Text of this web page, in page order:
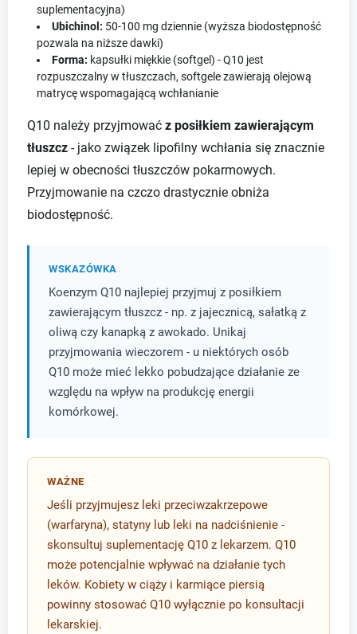
suplementacyjna)
Ubichinol: 50-100 mg dziennie (wyższa biodostępność
pozwala na niższe dawki)
Forma: kapsułki miękkie (softgel) - Q10 jest
rozpuszczalny w tłuszczach, softgele zawierają olejową
matrycę wspomagającą wchłanianie
Q10 należy przyjmować z posiłkiem zawierającym
tłuszcz - jako związek lipofilny wchłania się znacznie
lepiej w obecności tłuszczów pokarmowych.
Przyjmowanie na czczo drastycznie obniża
biodostępność.
WSKAZÓWKA
Koenzym Q10 najlepiej przyjmuj z posiłkiem
zawierającym tłuszcz - np. z jajecznicą, sałatką z
oliwą czy kanapką z awokado. Unikaj
przyjmowania wieczorem - u niektórych osób
Q10 może mieć lekko pobudzające działanie ze
względu na wpływ na produkcję energii
komórkowej.
WAŻNE
Jeśli przyjmujesz leki przeciwzakrzepowe
(warfaryna), statyny lub leki na nadciśnienie -
skonsultuj suplementację Q10 z lekarzem. Q10
może potencjalnie wpływać na działanie tych
leków. Kobiety w ciąży i karmiące piersią
powinny stosować Q10 wyłącznie po konsultacji
lekarskiej.